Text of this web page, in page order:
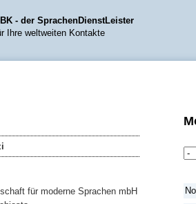
- der SprachenDienstLeister
Ihre weltweiten Kontakte
für moderne Sprachen mbH